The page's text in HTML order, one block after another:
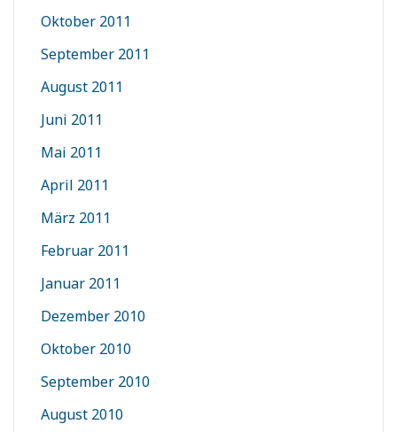
Oktober 2011
September 2011
August 2011
Juni 2011
Mai 2011
April 2011
März 2011
Februar 2011
Januar 2011
Dezember 2010
Oktober 2010
September 2010
August 2010